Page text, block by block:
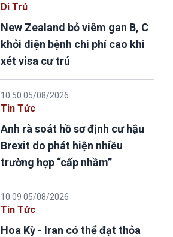
Di Trú
New Zealand bỏ viêm gan B, C
khỏi diện bệnh chi phí cao khi
xét visa cư trú
10:50 05/08/2026
Tin Tức
Anh rà soát hồ sơ định cư hậu
Brexit do phát hiện nhiều
trường hợp “cấp nhầm”
10:09 05/08/2026
Tin Tức
Hoa Kỳ - Iran có thể đạt thỏa